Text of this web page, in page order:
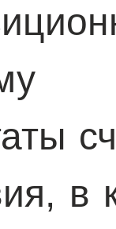
в